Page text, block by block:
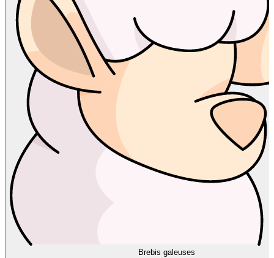
Brebis galeuses